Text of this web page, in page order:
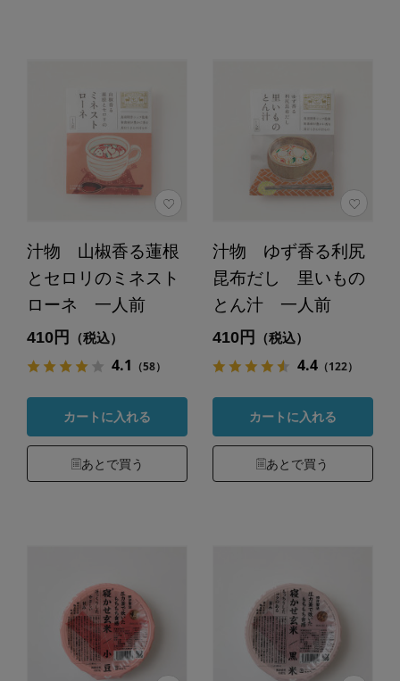
汁物 山椒香る蓮根
とセロリのミネスト
ローネ 一人前
410円 （税込）
4.1 （58）
カートに入れる
あとで買う
汁物 ゆず香る利尻
昆布だし 里いもの
とん汁 一人前
410円 （税込）
4.4（122）
カートに入れる
あとで買う